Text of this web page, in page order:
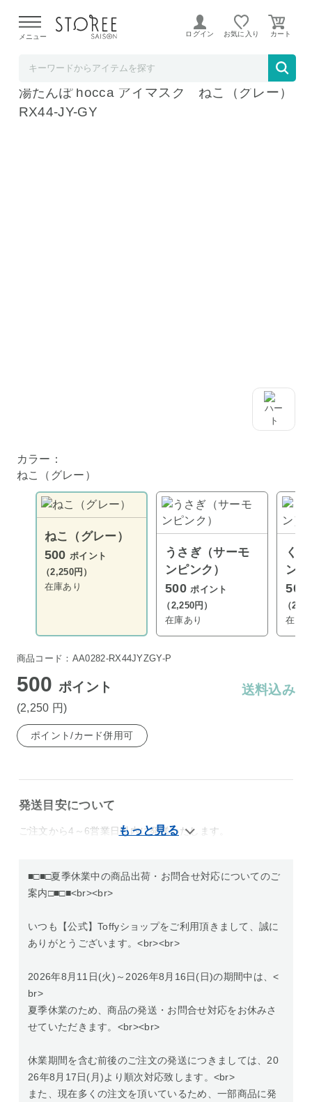
よる配送遅延が発生しております。
メニュー ログイン お気に入り
ラドンナ レンジですぐにホッカホカ ジェル
湯たんぽ hocca アイマスク ねこ（グレー）
RX44-JY-GY
カラー：
ねこ（グレー）
ねこ（グレー）
500ポイント
（2,250円）
在庫あり
うさぎ（サーモ
ンピンク）
500ポイント
（2,250円）
在庫あり
く
ン）
500
（
在庫
商品コード：AA0282-RX44JYZGY-P
500ポイント
(2,250 円)
送料込み
ポイント/カード併用可
発送目安について
ご注文から4～6営業日以内に発送いたします。
■□■□夏季休業中の商品出荷・お問合せ対応についてのご
案内□■□■<br><br>
いつも【公式】Toffyショップをご利用頂きまして、誠に
ありがとうございます。<br><br>
2026年8月11日(火)～2026年8月16日(日)の期間中は、<
br>
夏季休業のため、商品の発送・お問合せ対応をお休みさ
せていただきます。<br><br>
休業期間を含む前後のご注文の発送につきましては、20
26年8月17日(月)より順次対応致します。<br>
また、現在多くの注文を頂いているため、一部商品に発